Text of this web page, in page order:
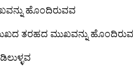
ಹೊಂದಿರುವವ
ತರಹದ ಮುಖವನ್ನು